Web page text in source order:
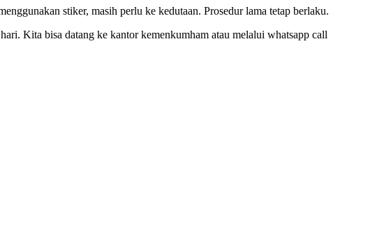
stiker, masih perlu ke kedutaan. Prosedur lama tetap berlaku.
Kita bisa datang ke kantor kemenkumham atau melalui whatsapp call